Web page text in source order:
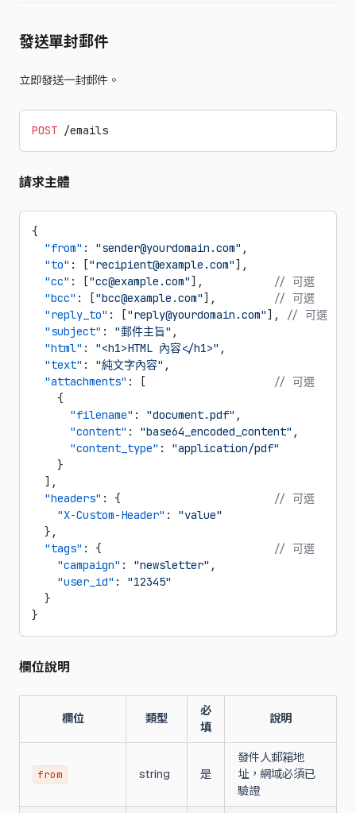
發送單封郵件
立即發送一封郵件。
POST /emails
請求主體
{
  "from"
: "sender@yourdomain.com" ,
  "to"
: ["recipient@example.com"],
  "cc"
: ["cc@example.com"],
// 可選
  "bcc"
: ["bcc@example.com"],
// 可選
  "reply_to"
: ["reply@yourdomain.com"],
// 可選
  "subject"
: "郵件主旨" ,
  "html"
: "<h1>HTML 內容</h1>" ,
  "text"
: "純文字內容" ,
  "attachments"
: [
// 可選
    {
      "filename"
: "document.pdf" ,
      "content"
: "base64_encoded_content" ,
      "content_type"
: "application/pdf"
    }
  ],
  "headers"
: {
// 可選
    "X-Custom-Header"
: "value"
  },
  "tags"
: {
// 可選
    "campaign"
: "newsletter" ,
    "user_id"
: "12345"
  }
}
欄位說明
欄位 類型
必
填
說明
from string 是
發件人郵箱地
址，網域必須已
驗證